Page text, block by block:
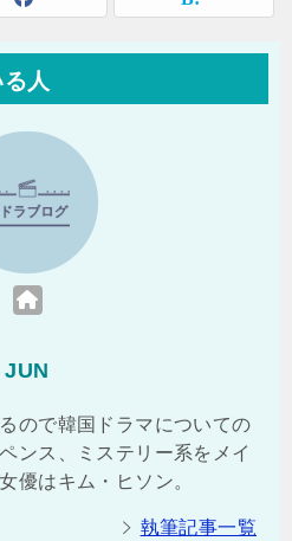
人
JUN
ので韓国ドラマについての
ンス、ミステリー系をメイ
優はキム・ヒソン。
執筆記事一覧